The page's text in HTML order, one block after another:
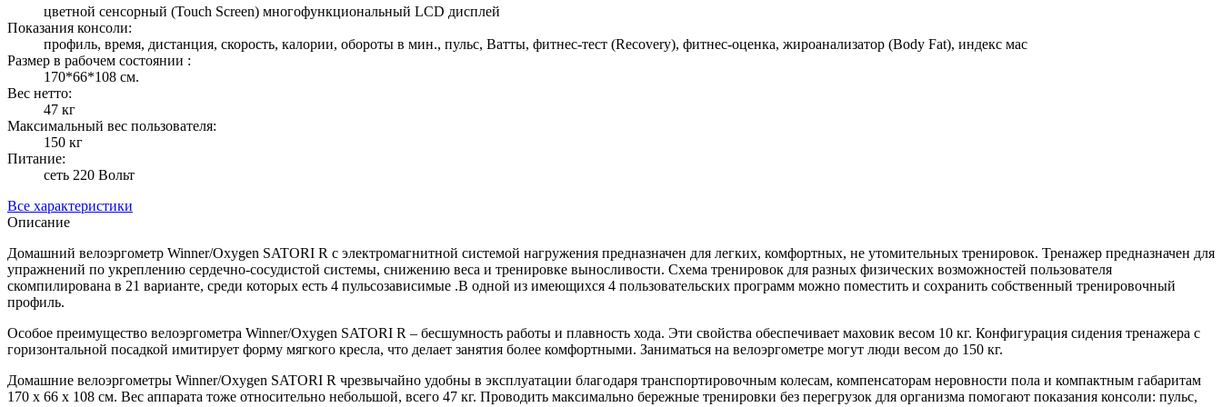
цветной сенсорный (Touch Screen) многофункциональный LCD дисплей
Показания консоли:
профиль, время, дистанция, скорость, калории, обороты в мин., пульс, Ватты, фитнес-тест (Recovery), фитнес-оценка, жироанализатор (Body Fat), индекс мас
Размер в рабочем состоянии :
170*66*108 см.
Вес нетто:
47 кг
Максимальный вес пользователя:
150 кг
Питание:
сеть 220 Вольт
Все характеристики
Описание
Домашний велоэргометр Winner/Oxygen SATORI R с электромагнитной системой нагружения предназначен для легких, комфортных, не утомительных тренировок. Тренажер предназначен для
упражнений по укреплению сердечно-сосудистой системы, снижению веса и тренировке выносливости. Схема тренировок для разных физических возможностей пользователя
скомпилирована в 21 варианте, среди которых есть 4 пульсозависимые .В одной из имеющихся 4 пользовательских программ можно поместить и сохранить собственный тренировочный
профиль.
Особое преимущество велоэргометра Winner/Oxygen SATORI R – бесшумность работы и плавность хода. Эти свойства обеспечивает маховик весом 10 кг. Конфигурация сидения тренажера с
горизонтальной посадкой имитирует форму мягкого кресла, что делает занятия более комфортными. Заниматься на велоэргометре могут люди весом до 150 кг.
Домашние велоэргометры Winner/Oxygen SATORI R чрезвычайно удобны в эксплуатации благодаря транспортировочным колесам, компенсаторам неровности пола и компактным габаритам
170 х 66 х 108 см. Вес аппарата тоже относительно небольшой, всего 47 кг. Проводить максимально бережные тренировки без перегрузок для организма помогают показания консоли: пульс,